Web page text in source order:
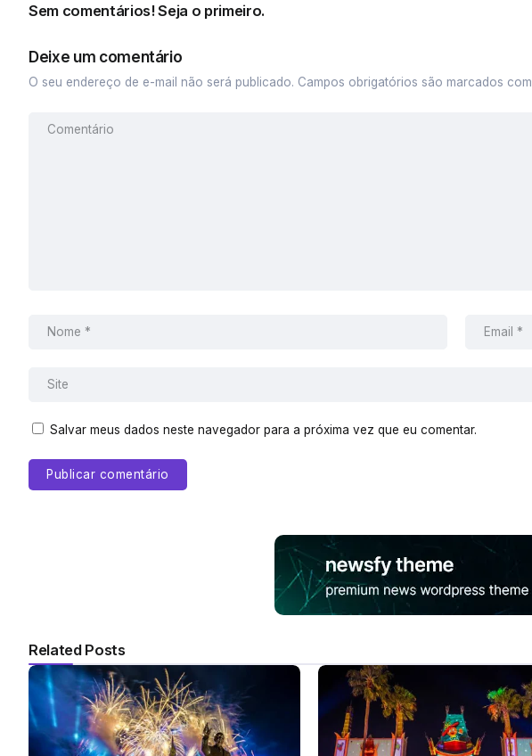
Sem comentários! Seja o primeiro.
Deixe um comentário
O seu endereço de e-mail não será publicado. Campos obrigatórios são marcados com
Salvar meus dados neste navegador para a próxima vez que eu comentar.
Related Posts